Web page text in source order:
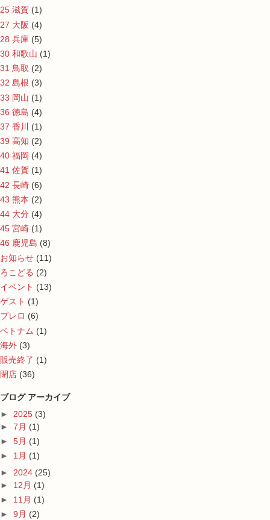
25 滋賀 (1)
27 大阪 (4)
28 兵庫 (5)
30 和歌山 (1)
31 鳥取 (2)
32 島根 (3)
33 岡山 (1)
36 徳島 (4)
37 香川
(1)
39 高知 (2)
40 福岡 (4)
41 佐賀 (1)
42 長崎 (6)
43 熊本 (2)
44 大分 (4)
45 宮崎 (1)
46 鹿児島 (8)
お知らせ (11)
ろこどる (2)
イベント (13)
ゲスト (1)
ブレロ (6)
ベトナム (1)
海外 (3)
販売終了 (1)
閉店 (36)
ブログ アーカイブ
► 2025 (3)
► 7月 (1)
► 5月 (1)
► 1月 (1)
► 2024 (25)
► 12月 (1)
► 11月 (1)
► 9月 (2)